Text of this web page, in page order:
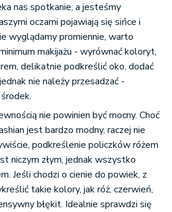
nas spotkanie, a jesteśmy
oczami pojawiają się sińce i
wyglądamy promiennie, warto
makijażu - wyrównać koloryt,
delikatnie podkreślić oko, dodać
nie należy przesadzać -
nie powinien być mocny. Choć
jest bardzo modny, raczej nie
podkreślenie policzków różem
niczym złym, jednak wszystko
Jeśli chodzi o cienie do powiek, z
takie kolory, jak róż, czerwień,
błękit. Idealnie sprawdzi się